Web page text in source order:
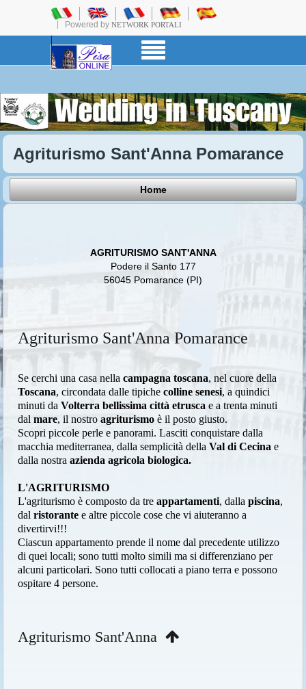
Powered by NETWORK PORTALI
Agriturismo Sant'Anna Pomarance
Home
AGRITURISMO SANT'ANNA
Podere il Santo 177
56045 Pomarance (PI)
Agriturismo Sant'Anna Pomarance
Se cerchi una casa nellacampagna toscana, nel cuore della
Toscana, circondata dalle tipichecolline senesi, a quindici
minuti daVolterra bellissima città etrusca e a trenta minuti
dalmare, il nostroagriturismo è il posto giusto.
Scopri piccole perle e panorami. Lasciti conquistare dalla
macchia mediterranea, dalla semplicità dellaVal di Cecinae
dalla nostraazienda agricola biologica.
L'AGRITURISMO
L'agriturismo è composto da treappartamenti, dallapiscina,
dalristorantee altre piccole cose che vi aiuteranno a
divertirvi!!!
Ciascun appartamento prende il nome dal precedente utilizzo
di quei locali; sono tutti molto simili ma si differenziano per
alcuni particolari. Sono tutti collocati a piano terra e possono
ospitare 4 persone.
Agriturismo Sant'Anna